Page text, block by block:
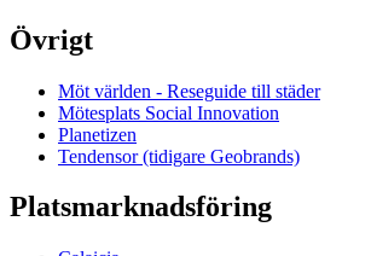
Övrigt
Möt världen - Reseguide till städer
Mötesplats Social Innovation
Planetizen
Tendensor (tidigare Geobrands)
Platsmarknadsföring